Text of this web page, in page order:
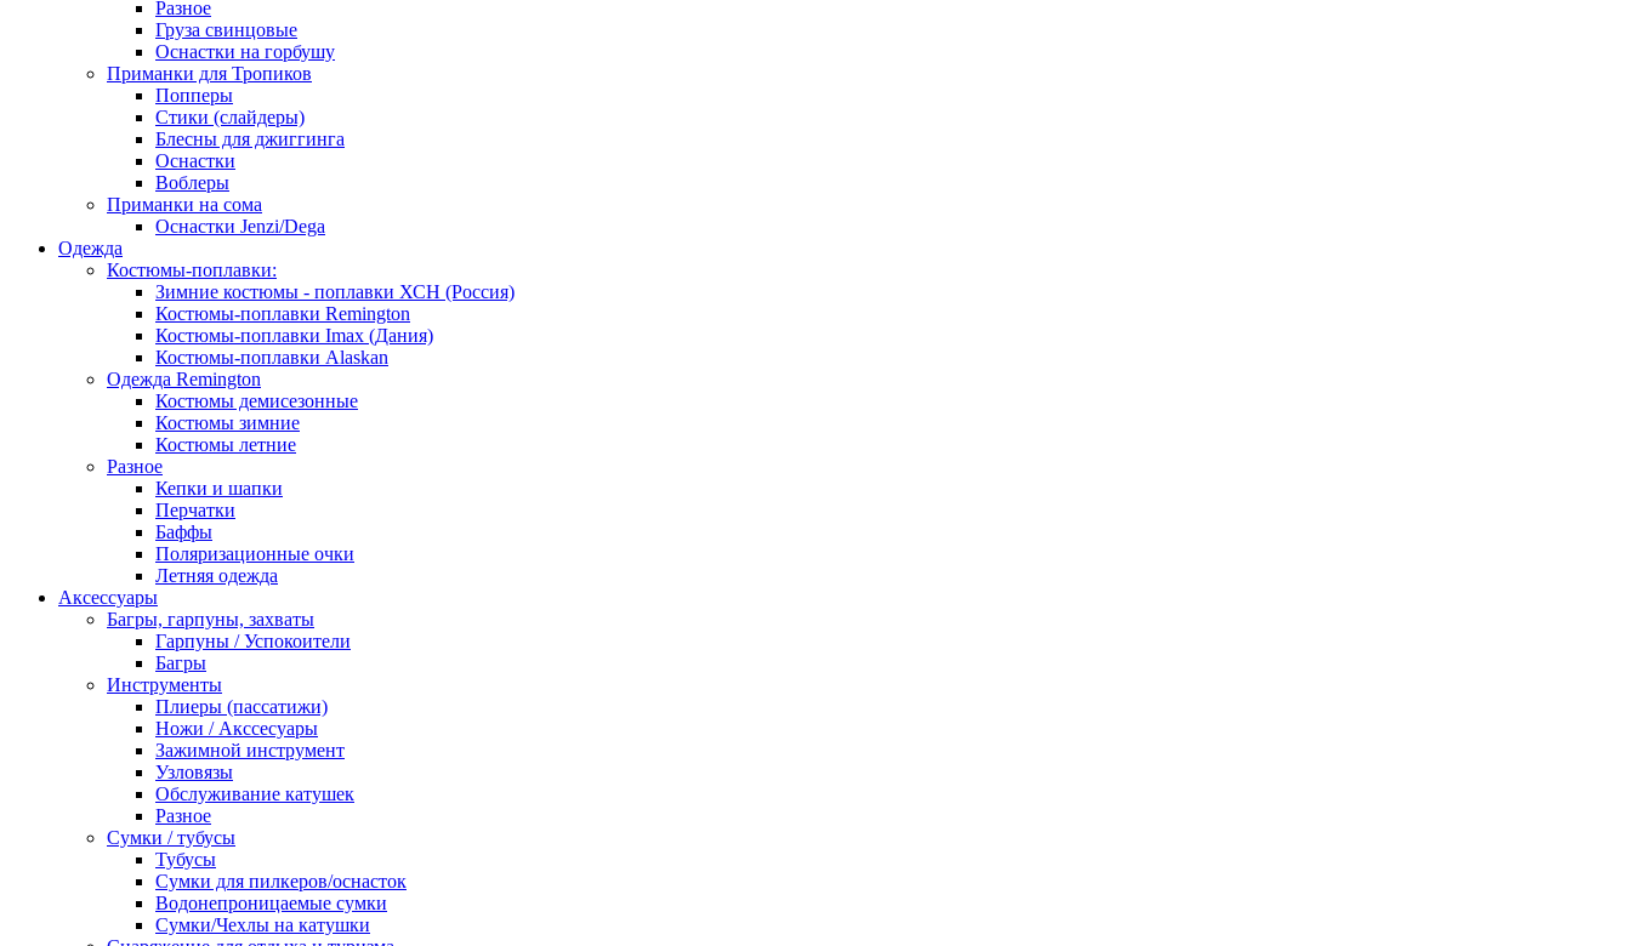
Разное
Груза свинцовые
Оснастки на горбушу
Приманки для Тропиков
Попперы
Стики (слайдеры)
Блесны для джиггинга
Оснастки
Воблеры
Приманки на сома
Оснастки Jenzi/Dega
Одежда
Костюмы-поплавки:
Зимние костюмы - поплавки ХСН (Россия)
Костюмы-поплавки Remington
Костюмы-поплавки Imax (Дания)
Костюмы-поплавки Alaskan
Одежда Remington
Костюмы демисезонные
Костюмы зимние
Костюмы летние
Разное
Кепки и шапки
Перчатки
Баффы
Поляризационные очки
Летняя одежда
Аксессуары
Багры, гарпуны, захваты
Гарпуны / Успокоители
Багры
Инструменты
Плиеры (пассатижи)
Ножи / Акссесуары
Зажимной инструмент
Узловязы
Обслуживание катушек
Разное
Сумки / тубусы
Тубусы
Сумки для пилкеров/оснасток
Водонепроницаемые сумки
Сумки/Чехлы на катушки